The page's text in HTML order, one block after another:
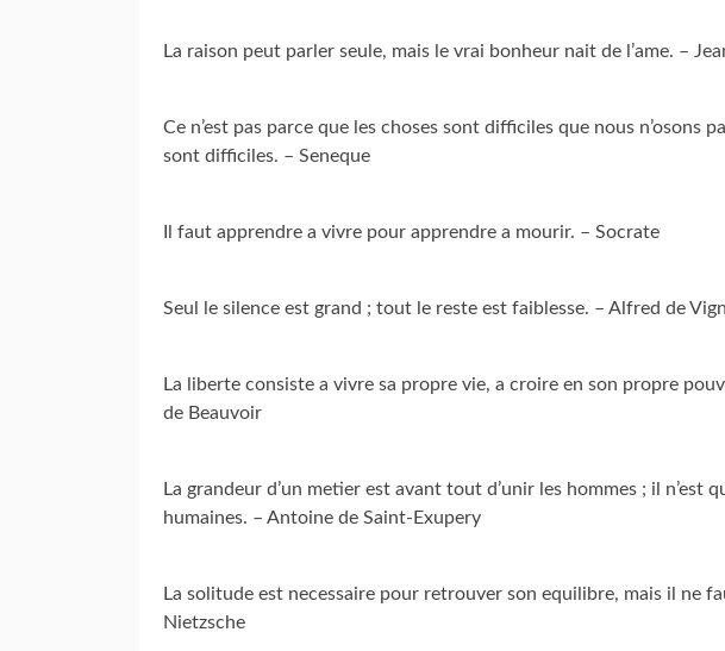
La raison peut parler seule, mais le vrai bonheur nait de l’ame. –
Ce n’est pas parce que les choses sont difficiles que nous n’osons
sont difficiles. – Seneque
Il faut apprendre a vivre pour apprendre a mourir. – Socrate
Seul le silence est grand ; tout le reste est faiblesse. – Alfred de
La liberte consiste a vivre sa propre vie, a croire en son propre
de Beauvoir
La grandeur d’un metier est avant tout d’unir les hommes ; il n’est
humaines. – Antoine de Saint-Exupery
La solitude est necessaire pour retrouver son equilibre, mais il ne
Nietzsche